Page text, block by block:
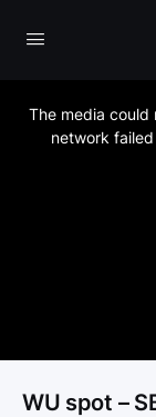
The media could
network
WU spot –